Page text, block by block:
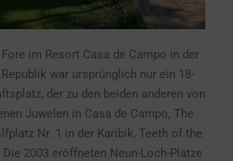
im Resort Casa de Campo in der
war ursprünglich nur ein 18-
der zu den beiden anderen von
Juwelen in Casa de Campo, The
Nr. 1 in der Karibik, Teeth of the
2003 eröffneten Neun-Loch-Plätze